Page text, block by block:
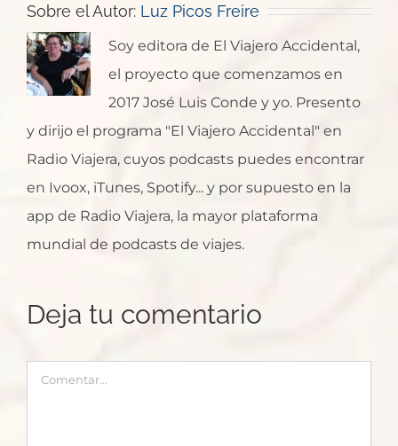
Sobre el Autor: Luz Picos Freire
Soy editora de El Viajero Accidental,
el proyecto que comenzamos en
2017 José Luis Conde y yo. Presento
y dirijo el programa "El Viajero Accidental" en
Radio Viajera, cuyos podcasts puedes encontrar
en Ivoox, iTunes, Spotify... y por supuesto en la
app de Radio Viajera, la mayor plataforma
mundial de podcasts de viajes.
Deja tu comentario
Comentar